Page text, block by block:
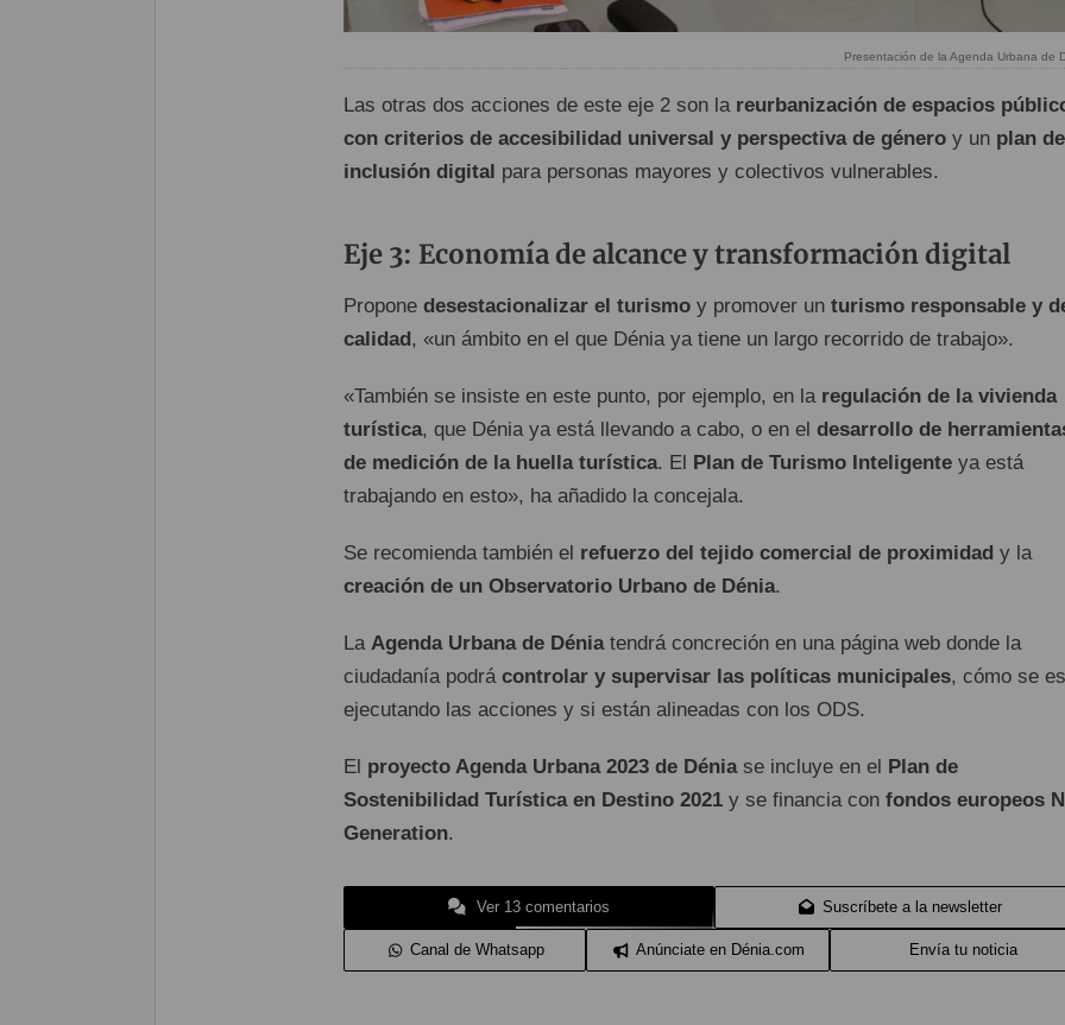
Presentación de la Agenda Urbana de
Las otras dos acciones de este eje 2 son la reurbanización de espacios
con criterios de accesibilidad universal y perspectiva de géneroy un plan de
inclusión digital para personas mayores y colectivos vulnerables.
Eje 3: Economía de alcance y transformación digital
Propone desestacionalizar el turismoy promover un turismo responsable y
calidad , «un ámbito en el que Dénia ya tiene un largo recorrido de trabajo».
«También se insiste en este punto, por ejemplo, en la regulación de la vivienda
turística, que Dénia ya está llevando a cabo, o en el desarrollo de
de medición de la huella turística. El Plan de Turismo Inteligenteya está
trabajando en esto», ha añadido la concejala.
Se recomienda también el refuerzo del tejido comercial de proximidad y la
creación de un Observatorio Urbano de Dénia.
La Agenda Urbana de Déniatendrá concreción en una página web donde la
ciudadanía podrá controlar y supervisar las políticas municipales, cómo se
ejecutando las acciones y si están alineadas con los ODS.
El proyecto Agenda Urbana 2023 de Déniase incluye en el
Plan de
Sostenibilidad Turística en Destino 2021y se financia con fondos europeos
Generation.
Ver 13 comentarios Suscríbete a la newsletter
Canal de Whatsapp Anúnciate en Dénia.com Envía tu noticia